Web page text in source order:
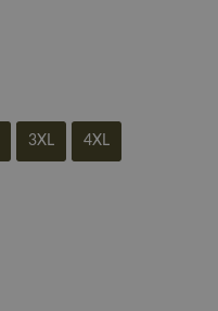
3XL 4XL